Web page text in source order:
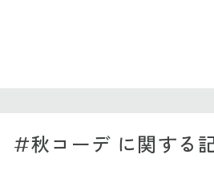
#秋コーデ に関する